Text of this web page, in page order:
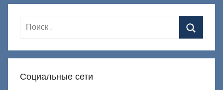
Социальные сети